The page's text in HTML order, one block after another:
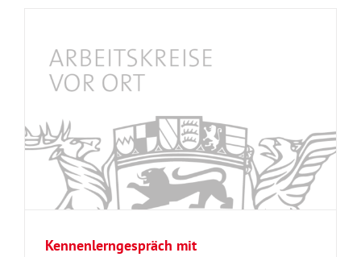
Kennenlerngespräch mit